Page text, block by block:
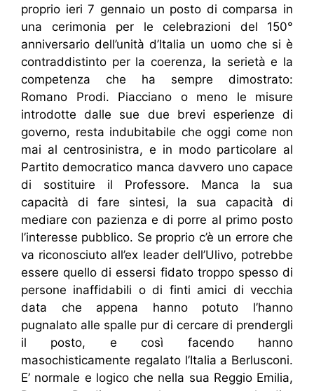
proprio ieri 7 gennaio un posto di comparsa in
una cerimonia per le celebrazioni del 150°
anniversario dell’unità d’Italia un uomo che si è
contraddistinto per la coerenza, la serietà e la
competenza che ha sempre dimostrato:
Romano Prodi. Piacciano o meno le misure
introdotte dalle sue due brevi esperienze di
governo, resta indubitabile che oggi come non
mai al centrosinistra, e in modo particolare al
Partito democratico manca davvero uno capace
di sostituire il Professore. Manca la sua
capacità di fare sintesi, la sua capacità di
mediare con pazienza e di porre al primo posto
l’interesse pubblico. Se proprio c’è un errore che
va riconosciuto all’ex leader dell’Ulivo, potrebbe
essere quello di essersi fidato troppo spesso di
persone inaffidabili o di finti amici di vecchia
data che appena hanno potuto l’hanno
pugnalato alle spalle pur di cercare di prendergli
il posto, e così facendo hanno
masochisticamente regalato l’Italia a Berlusconi.
E’ normale e logico che nella sua Reggio Emilia,